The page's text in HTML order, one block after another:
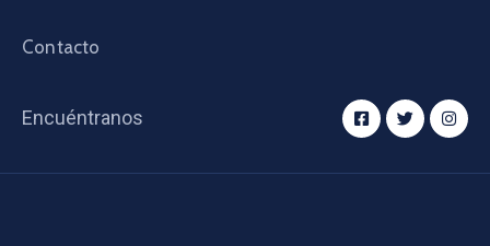
Contacto
Encuéntranos